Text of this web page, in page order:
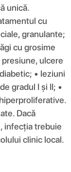
unică.
cu
granulante;
cu grosime
ulcere
• leziuni
gradul I și II; •
Dacă
infecția trebuie
clinic local.